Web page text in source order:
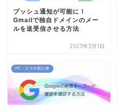
プッシュ通知が可能に！
Gmailで独自ドメインのメー
ルを送受信させる方法
2023年3月1日
PC・スマホ初心者